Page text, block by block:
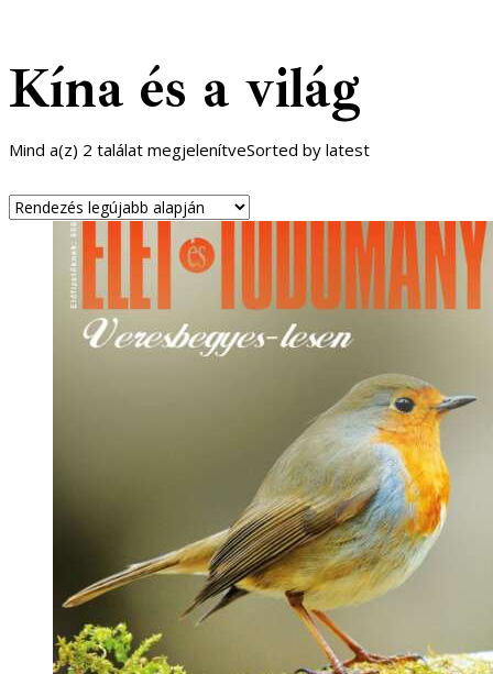
Kína és a világ
Mind a(z) 2 találat megjelenítveSorted by latest